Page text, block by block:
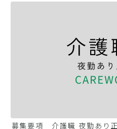
募集要項 介護職 夜勤あり